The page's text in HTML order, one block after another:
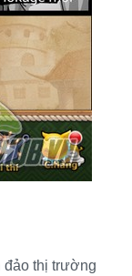
đảo thị trường